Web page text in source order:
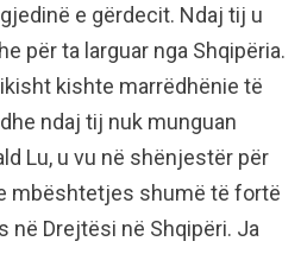
e gërdecit. Ndaj tij u
për ta larguar nga Shqipëria.
kishte marrëdhënie të
ndaj tij nuk munguan
Lu, u vu në shënjestër për
mbështetjes shumë të fortë
në Drejtësi në Shqipëri. Ja